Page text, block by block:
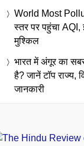
World Most
स्तर पर पहुंचा
मुश्किल
भारत में अंगूर का
है? जानें टॉप राज्य,
जानकारी